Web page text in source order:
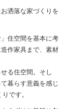
洒落な家づくりを
住空間を基本に考
作家具まで、素材
る住空間。そし
暮らす意義を感じ
です。